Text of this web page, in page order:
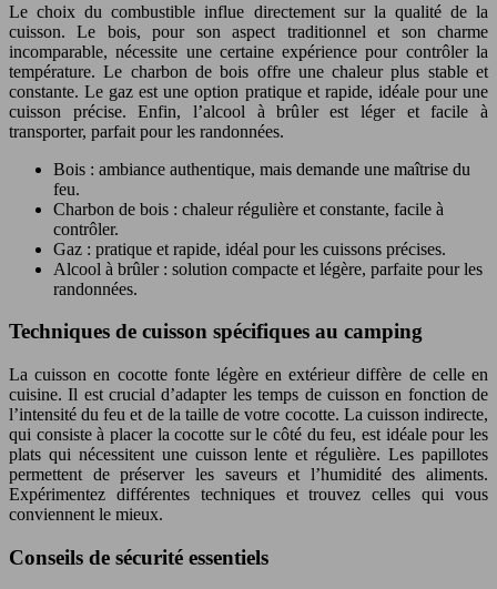
Le choix du combustible influe directement sur la qualité de la
cuisson. Le bois, pour son aspect traditionnel et son charme
incomparable, nécessite une certaine expérience pour contrôler la
température. Le charbon de bois offre une chaleur plus stable et
constante. Le gaz est une option pratique et rapide, idéale pour une
cuisson précise. Enfin, l’alcool à brûler est léger et facile à
transporter, parfait pour les randonnées.
Bois : ambiance authentique, mais demande une maîtrise du
feu.
Charbon de bois : chaleur régulière et constante, facile à
contrôler.
Gaz : pratique et rapide, idéal pour les cuissons précises.
Alcool à brûler : solution compacte et légère, parfaite pour les
randonnées.
Techniques de cuisson spécifiques au camping
La cuisson en cocotte fonte légère en extérieur diffère de celle en
cuisine. Il est crucial d’adapter les temps de cuisson en fonction de
l’intensité du feu et de la taille de votre cocotte. La cuisson indirecte,
qui consiste à placer la cocotte sur le côté du feu, est idéale pour les
plats qui nécessitent une cuisson lente et régulière. Les papillotes
permettent de préserver les saveurs et l’humidité des aliments.
Expérimentez différentes techniques et trouvez celles qui vous
conviennent le mieux.
Conseils de sécurité essentiels